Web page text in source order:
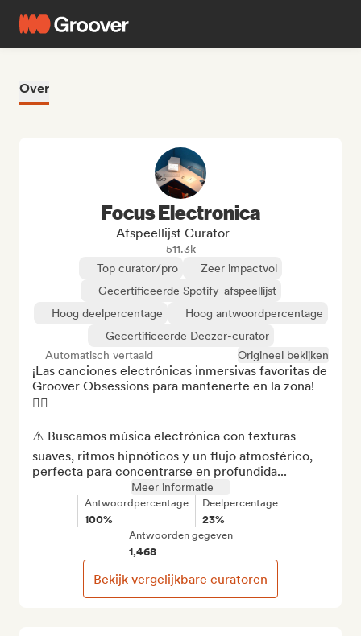
Over
Focus Electronica
Afspeellijst Curator
511.3k
Top curator/pro
Zeer impactvol
Gecertificeerde Spotify-afspeellijst
Hoog deelpercentage
Hoog antwoordpercentage
Gecertificeerde Deezer-curator
Automatisch vertaald
Origineel bekijken
¡Las canciones electrónicas inmersivas favoritas de
Groover Obsessions para mantenerte en la zona!
😮‍💨
⚠️ Buscamos música electrónica con texturas
suaves, ritmos hipnóticos y un flujo atmosférico,
perfecta para concentrarse en profundida...
Meer informatie
Antwoordpercentage
100%
Deelpercentage
23%
Antwoorden gegeven
1,468
Bekijk vergelijkbare curatoren